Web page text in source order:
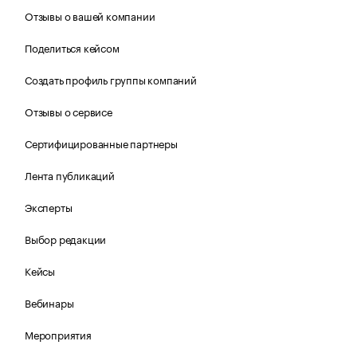
Отзывы о вашей компании
Поделиться кейсом
Создать профиль группы компаний
Отзывы о сервисе
Сертифицированные партнеры
Лента публикаций
Эксперты
Выбор редакции
Кейсы
Вебинары
Мероприятия